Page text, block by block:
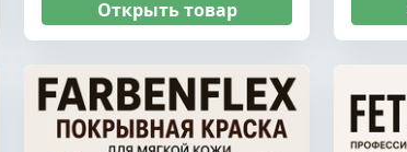
Открыть товар